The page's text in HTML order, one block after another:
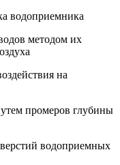
водоприемника
методом их
на
промеров глубины
водоприемных